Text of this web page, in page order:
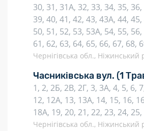
30, 31, 31А, 32, 33, 34, 35,
39, 40, 41, 42, 43, 43А, 44,
50, 51, 52, 53, 53А, 54, 55,
61, 62, 63, 64, 65, 66, 67, 68,
Чернігівська обл.,
Часниківська вул. (1
1, 2, 2Б, 2В, 2Г, 3, 3А, 4, 5, 6,
12, 12А, 13, 13А, 14, 15, 16,
18А, 19, 20, 21, 22, 23, 24,
Чернігівська обл.,